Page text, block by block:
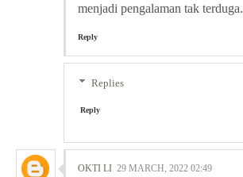
menjadi pengalaman tak terduga.
Reply
Replies
Reply
OKTI LI 29 MARCH, 2022 02:49